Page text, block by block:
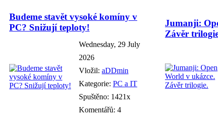
Budeme stavět vysoké komíny v
PC? Snižují teploty!
Wednesday, 29 July
2026
Vložil: aDDmin
Kategorie: PC a IT
Spuštěno: 1421x
Komentářů: 4
Jumanji:
Závěr